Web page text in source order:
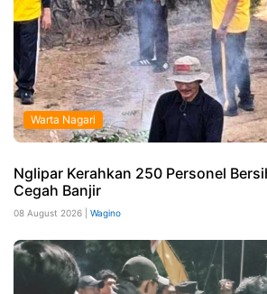
Warta Nagari
Nglipar Kerahkan 250 Personel
Cegah Banjir
08 August 2026 | Wagino